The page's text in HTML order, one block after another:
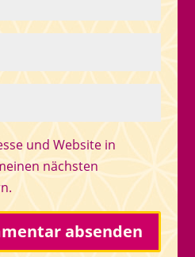
und Website in
nächsten